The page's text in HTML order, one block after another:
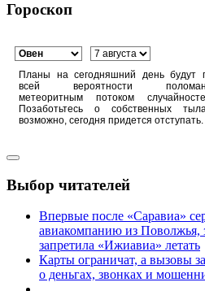
Гороскоп
Планы на сегодняшний день будут
всей вероятности
метеоритным потоком
Позаботьтесь о собственных
возможно, сегодня придется отступать.
Выбор читателей
Впервые после «Саравиа»
авиакомпанию из Поволжья,
запретила «Ижиавиа» летать
Карты ограничат, а вызовы
о деньгах, звонках и